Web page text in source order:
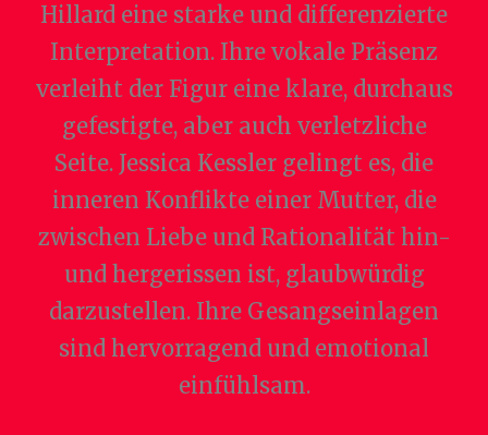
Hillard eine starke und differenzierte
Interpretation. Ihre vokale Präsenz
verleiht der Figur eine klare, durchaus
gefestigte, aber auch verletzliche
Seite. Jessica Kessler gelingt es, die
inneren Konflikte einer Mutter, die
zwischen Liebe und Rationalität hin-
und hergerissen ist, glaubwürdig
darzustellen. Ihre Gesangseinlagen
sind hervorragend und emotional
einfühlsam.